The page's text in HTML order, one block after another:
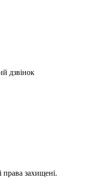
дзвінок
захищені.